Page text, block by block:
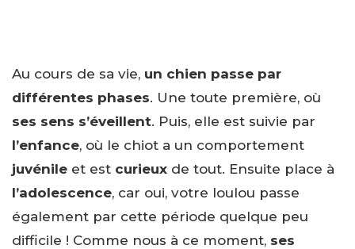
Au cours de sa vie, un chien passe par
différentes phases. Une toute première, où
ses sens s’éveillent. Puis, elle est suivie par
l’enfance, où le chiot a un comportement
juvénile et est curieux de tout. Ensuite place à
l’adolescence, car oui, votre loulou passe
également par cette période quelque peu
difficile ! Comme nous à ce moment, ses